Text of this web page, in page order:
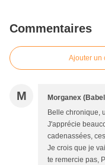
Commentaires
Ajouter un
M Morganex
Belle chronique,
J'apprécie
cadenassées,
Je crois que je
te remercie pas,